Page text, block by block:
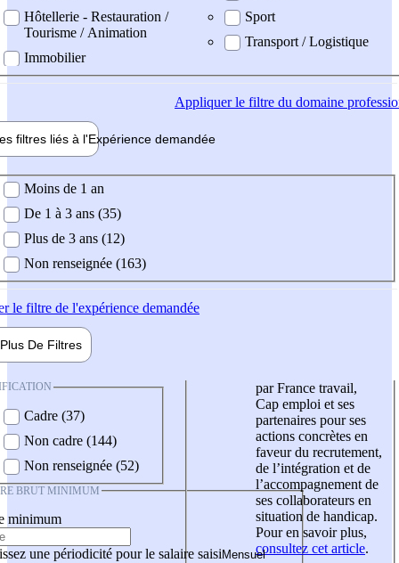
Hôtellerie - Restauration /
Tourisme / Animation
Immobilier
Sport
Transport / Logistique
Appliquerle filtre du domaine
filtres liés à l'Expérience demandée
demandée
Moins de 1 an
De 1 à 3 ans (35)
Plus de 3 ans (12)
Non renseignée (163)
le filtre de l'expérience demandée
Plus De Filtres
Cadre (37)
Non cadre (144)
Non renseignée (52)
BRUT MINIMUM
minimum
une périodicité pour le salaire saisi
par France travail,
Cap emploi et ses
partenaires pour ses
actions concrètes en
faveur du recrutement,
de l’intégration et de
l’accompagnement de
ses collaborateurs en
situation de handicap.
Pour en savoir plus,
consultez cet article.